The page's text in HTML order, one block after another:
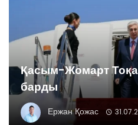
Қасым-Жомарт
барды
Ержан Қожас